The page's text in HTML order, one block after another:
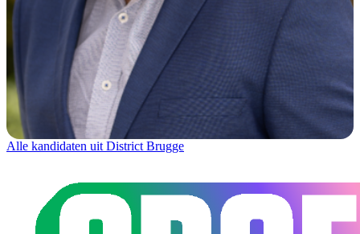
Alle kandidaten uit District Brugge